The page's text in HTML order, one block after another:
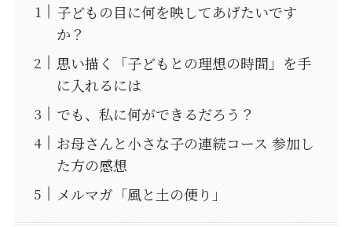
子どもの目に何を映してあげたいです
か？
思い描く「子どもとの理想の時間」を手
に入れるには
でも、私に何ができるだろう？
お母さんと小さな子の連続コース 参加し
た方の感想
メルマガ「風と土の便り」